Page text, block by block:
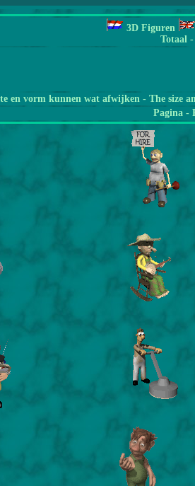
3D Figuren
Totaal -
en vorm kunnen wat afwijken - The size
Pagina -